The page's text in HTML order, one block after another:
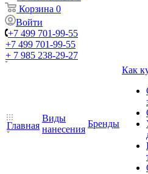
Корзина 0
Войти
+7 499 701-99-55
+7 499 701-99-55
+ 7 985 238-29-27
Главная
Виды
нанесения
Бренды
Как